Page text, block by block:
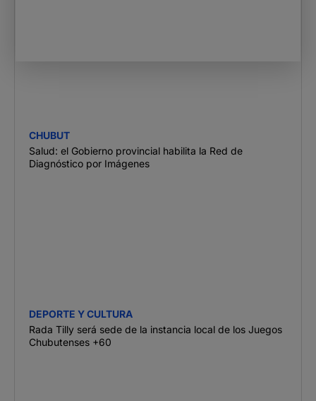
CHUBUT
Salud: el Gobierno provincial habilita la Red de
Diagnóstico por Imágenes
DEPORTE Y CULTURA
Rada Tilly será sede de la instancia local de los Juegos
Chubutenses +60